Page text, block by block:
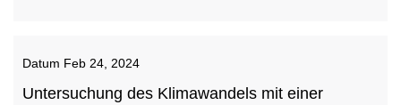
Datum Feb 24, 2024
Untersuchung des Klimawandels mit einer